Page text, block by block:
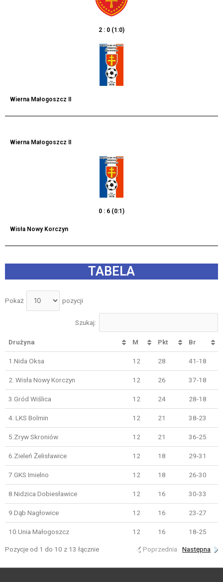
2 : 0 (1:0)
Wierna Małogoszcz II
Wierna Małogoszcz II
0 : 6 (0:1)
Wisła Nowy Korczyn
TABELA
Pokaż pozycji
Szukaj:
Drużyna M Pkt Br
1.Nida Oksa 12 28 41-18
2. Wisła Nowy Korczyn 12 26 37-18
3.Gród Wiślica 12 24 28-18
4. LKS Bolmin 12 21 38-23
5.Zryw Skroniów 12 21 36-25
6.Zieleń Żelisławice 12 18 29-31
7.GKS Imielno 12 18 26-30
8.Nidzica Dobiesławice 12 16 30-33
9.Dąb Nagłowice 12 16 23-27
10.Unia Małogoszcz 12 16 18-25
Pozycje od 1 do 10 z 13 łącznie Poprzednia Następna